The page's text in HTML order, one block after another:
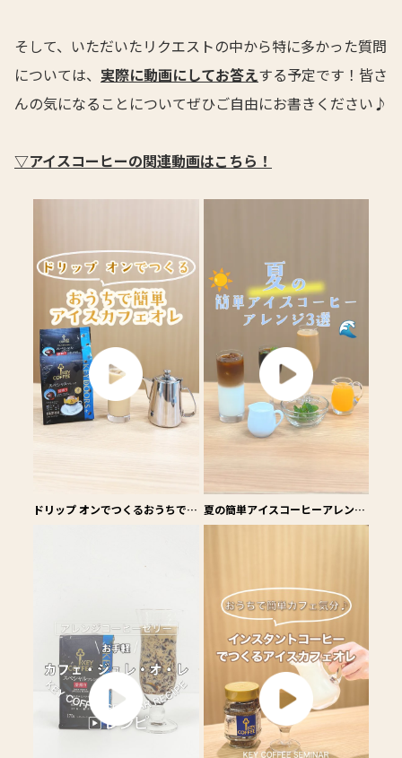
そして、いただいたリクエストの中から特に多かった質問
については、 実際に動画にしてお答えする予定です！皆さ
んの気になることについてぜひご自由にお書きください♪
▽アイスコーヒーの関連動画はこちら！
ドリップ オンでつくるおうちで簡 夏の簡単アイスコーヒーアレンジ